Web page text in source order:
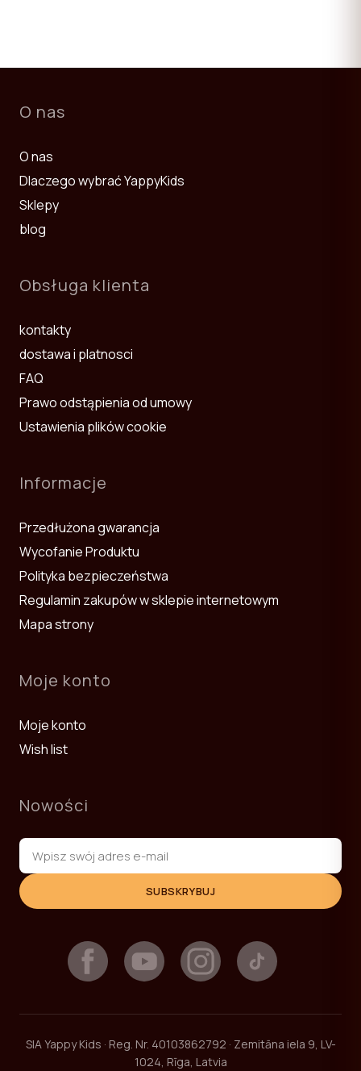
O nas
О nas
Dlaczego wybrać YappyKids
Sklepy
blog
Obsługa klienta
kontakty
dostawa i platnosci
FAQ
Prawo odstąpienia od umowy
Ustawienia plików cookie
Informacje
Przedłużona gwarancja
Wycofanie Produktu
Polityka bezpieczeństwa
Regulamin zakupów w sklepie internetowym
Mapa strony
Moje konto
Moje konto
Wish list
Nowości
SUBSKRYBUJ
SIA Yappy Kids · Reg. Nr. 40103862792 · Zemitāna iela 9, LV-
1024, Rīga, Latvia